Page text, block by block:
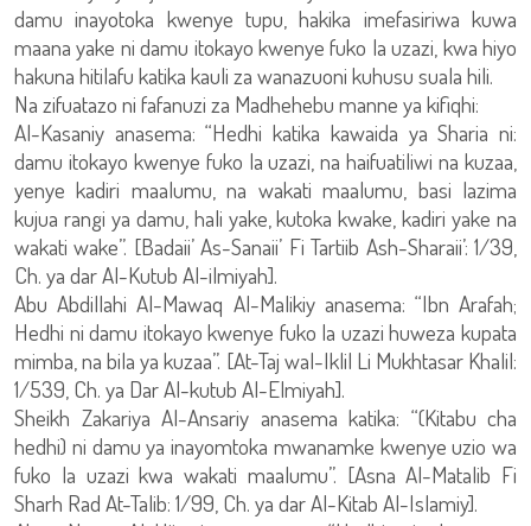
damu inayotoka kwenye tupu, hakika imefasiriwa kuwa
maana yake ni damu itokayo kwenye fuko la uzazi, kwa hiyo
hakuna hitilafu katika kauli za wanazuoni kuhusu suala hili.
Na zifuatazo ni fafanuzi za Madhehebu manne ya kifiqhi:
Al-Kasaniy anasema: “Hedhi katika kawaida ya Sharia ni:
damu itokayo kwenye fuko la uzazi, na haifuatiliwi na kuzaa,
yenye kadiri maalumu, na wakati maalumu, basi lazima
kujua rangi ya damu, hali yake, kutoka kwake, kadiri yake na
wakati wake”. [Badaii’ As-Sanaii’ Fi Tartiib Ash-Sharaii’: 1/39,
Ch. ya dar Al-Kutub Al-ilmiyah].
Abu Abdillahi Al-Mawaq Al-Malikiy anasema: “Ibn Arafah;
Hedhi ni damu itokayo kwenye fuko la uzazi huweza kupata
mimba, na bila ya kuzaa”. [At-Taj wal-Iklil Li Mukhtasar Khalil:
1/539, Ch. ya Dar Al-kutub Al-Elmiyah].
Sheikh Zakariya Al-Ansariy anasema katika: “(Kitabu cha
hedhi) ni damu ya inayomtoka mwanamke kwenye uzio wa
fuko la uzazi kwa wakati maalumu”. [Asna Al-Matalib Fi
Sharh Rad At-Talib: 1/99, Ch. ya dar Al-Kitab Al-Islamiy].